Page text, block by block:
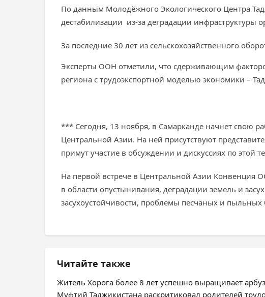
По данным Молодёжного Экологического Центра
дестабилизации из-за деградации инфраструктуры
За последние 30 лет из сельскохозяйственного
Эксперты ООН отметили, что сдерживающим
региона с трудоэкспортной моделью экономики –
*** Сегодня, 13 ноября, в Самарканде начнет свою
Центральной Азии. На ней присутствуют
примут участие в обсуждении и дискуссиях по этой
На первой встрече в Центральной Азии Конвенция
в области опустынивания, деградации земель и
засухоустойчивости, проблемы песчаных и пыльных
Читайте также
Житель Хорога более 8 лет успешно выращивает
Муфтий Таджикистана раскритиковал родителей